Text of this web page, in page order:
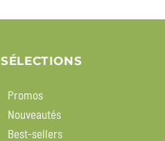
SÉLECTIONS
Promos
Nouveautés
Best-sellers